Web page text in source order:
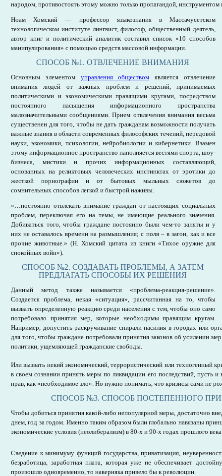
народом, противостоять этому можно только пропагандой,
Ноам Хомский — профессор языкознания в Массачусетском
технологическом институте лингвист, философ, общественный деятель,
автор книг и политический аналитик составил список «10 способов
манипулирования» с помощью средств массовой информации.
СПОСОБ №1. ОТВЛЕЧЕНИЕ ВНИМАНИЯ
Основным элементом управления обществом является отвлечение
внимания людей от важных проблем и решений, принимаемых
политическими и экономическими правящими кругами, посредством
постоянного насыщения информационного пространства
малозначительными сообщениями. Прием отвлечения внимания весьма
существенен для того, чтобы не дать гражданам возможности получать
важные знания в области современных философских течений, передовой
науки, экономики, психологии, нейробиологии и кибернетики. Взамен
этому информационное пространство наполняется вестями спорта, шоу-
бизнеса, мистики и прочих информационных составляющий,
основанных на реликтовых человеческих инстинктах от эротики до
жесткой порнографии и от бытовых мыльных сюжетов до
сомнительных способов легкой и быстрой наживы.
«…постоянно отвлекать внимание граждан от настоящих социальных
проблем, переключая его на темы, не имеющие реального значения.
Добиваться того, чтобы граждане постоянно были чем-то заняты и у
них не оставалось времени на размышления; с поля – в загон, как и все
прочие животные.» (Н. Хомский цитата из книги «Тихое оружие для
спокойных войн»).
СПОСОБ №2. СОЗДАВАТЬ ПРОБЛЕМЫ, А ЗАТЕМ
ПРЕДЛАГАТЬ СПОСОБЫ ИХ РЕШЕНИЯ
Данный метод также называется «проблема-реакция-решение».
Создается проблема, некая «ситуация», рассчитанная на то, чтобы
вызвать определенную реакцию среди населения с тем, чтобы оно само
потребовало принятия мер, которые необходимы правящим кругам.
Например, допустить раскручивание спирали насилия в городах или
для того, чтобы граждане потребовали принятия законов об усилении
политики, ущемляющей гражданские свободы.
Или вызвать некий экономический, террористический или техногенный
в своем сознании принять меры по ликвидации его последствий, пусть
прав, как «необходимое зло». Но нужно понимать, что кризисы сами не
СПОСОБ №3. СПОСОБ ПОСТЕПЕННОГО
Чтобы добиться принятия какой-либо непопулярной меры, достаточно
днем, год за годом. Именно таким образом были глобально навязаны
экономические условия (неолиберализм) в 80-х и 90-х годах прошлого
Сведение к минимуму функций государства, приватизация,
безработица, заработная плата, которая уже не обеспечивает
произошло одновременно, то наверняка привело бы к революции.